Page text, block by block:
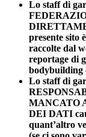
Lo staff di
presente sito
raccolte dal
reportage di
bodybuilding
Lo staff di
MANCATO
DEI DATI
quant’altro